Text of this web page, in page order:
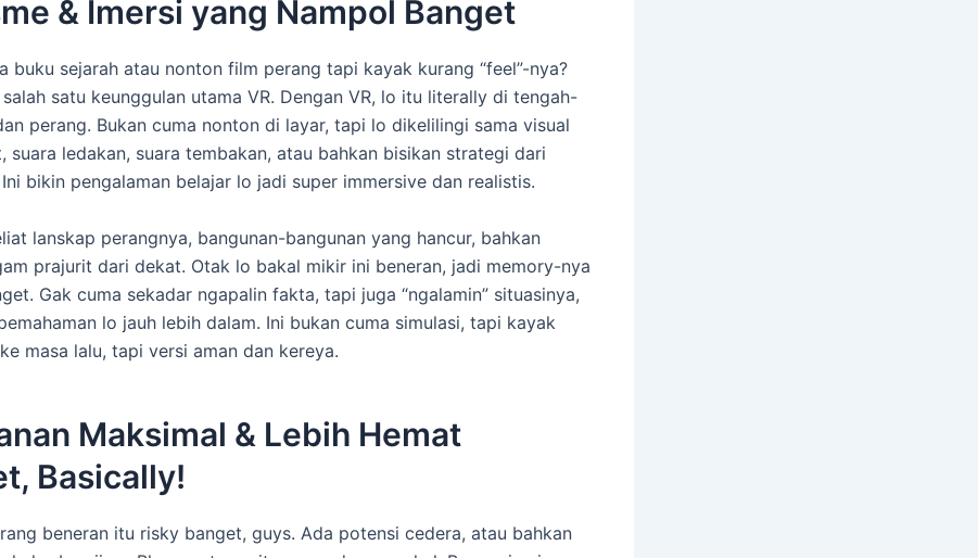
& Imersi yang Nampol Banget
buku sejarah atau nonton film perang tapi kayak kurang “feel”-nya?
satu keunggulan utama VR. Dengan VR, lo itu literally di tengah-
perang. Bukan cuma nonton di layar, tapi lo dikelilingi sama visual
suara ledakan, suara tembakan, atau bahkan bisikan strategi dari
bikin pengalaman belajar lo jadi super immersive dan realistis.
lanskap perangnya, bangunan-bangunan yang hancur, bahkan
prajurit dari dekat. Otak lo bakal mikir ini beneran, jadi memory-nya
Gak cuma sekadar ngapalin fakta, tapi juga “ngalamin” situasinya,
lo jauh lebih dalam. Ini bukan cuma simulasi, tapi kayak
masa lalu, tapi versi aman dan kereya.
Maksimal & Lebih Hemat
Basically!
beneran itu risky banget, guys. Ada potensi cedera, atau bahkan